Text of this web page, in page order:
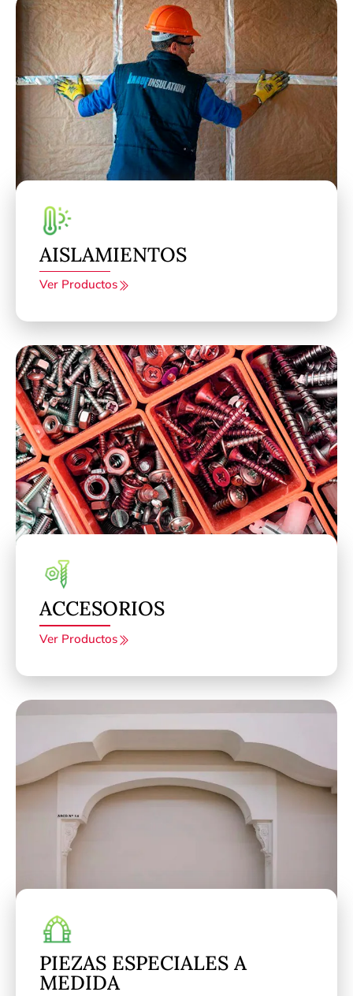
AISLAMIENTOS
Ver Productos
ACCESORIOS
Ver Productos
PIEZAS ESPECIALES A
MEDIDA